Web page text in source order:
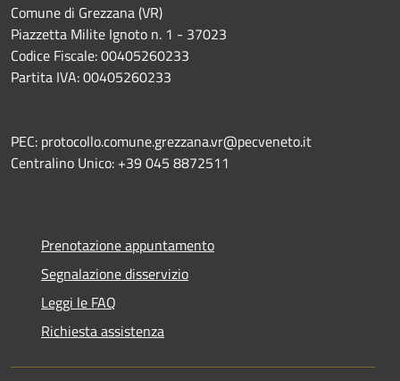
Comune di Grezzana (VR)
Piazzetta Milite Ignoto n. 1 - 37023
Codice Fiscale: 00405260233
Partita IVA: 00405260233
PEC: protocollo.comune.grezzana.vr@pecveneto.it
Centralino Unico: +39 045 8872511
Prenotazione appuntamento
Segnalazione disservizio
Leggi le FAQ
Richiesta assistenza